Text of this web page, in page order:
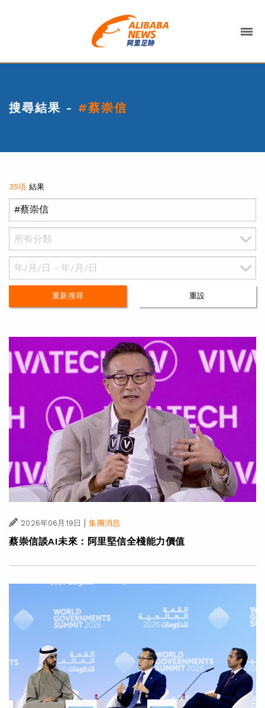
搜尋結果 - #蔡崇信
35項 結果
重新搜尋 重設
2026年06月19日 | 集團消息
蔡崇信談AI未來：阿里堅信全棧能力價值